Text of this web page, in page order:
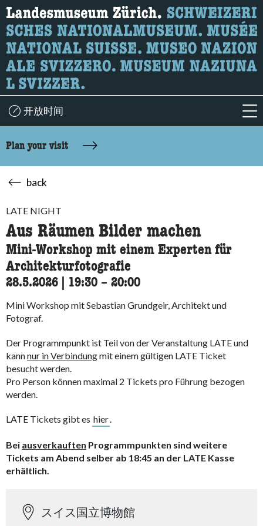
What are you looking for?
Here you can search for content on the page.
开放时间
Plan your visit
back
LATE NIGHT
Aus Räumen Bilder machen
Mini-Workshop mit einem Experten für
Architekturfotografie
28.5.2026 19:30 accessibility.time_to
– 20:00
Mini Workshop mit Sebastian Grundgeir, Architekt und
Fotograf.
Der Programmpunkt ist Teil von der Veranstaltung LATE und
kannnur in Verbindungmit einem gültigen LATE Ticket
besucht werden.
Pro Person können maximal 2 Tickets pro Führung bezogen
werden.
LATE Tickets gibt es hier.
Bei ausverkauften Programmpunkten sind weitere
Tickets am Abend selber ab 18:45 an der LATE Kasse
erhältlich.
スイス国立博物館